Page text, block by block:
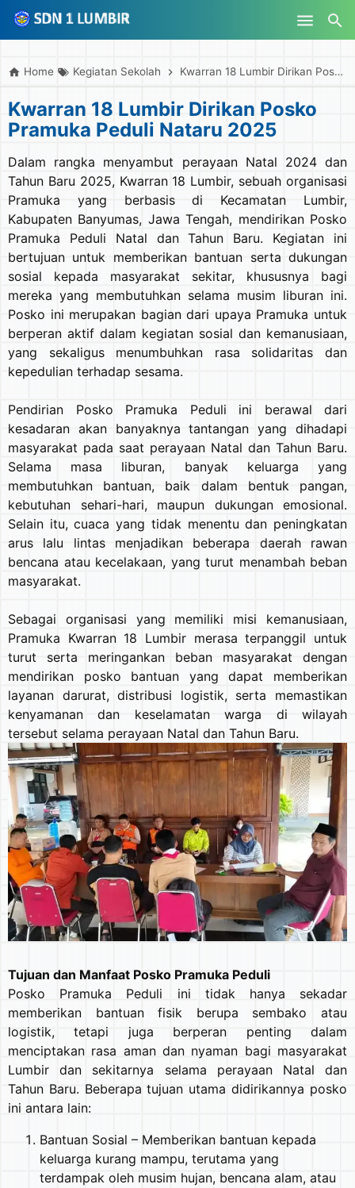
-->
Skip to main content
Home Kegiatan Sekolah Kwarran 18 Lumbir Dirikan Posko Pramuka Peduli Nataru 2025
Kwarran 18 Lumbir Dirikan Posko
Pramuka Peduli Nataru 2025
Dalam rangka menyambut perayaan Natal 2024 dan
Tahun Baru 2025, Kwarran 18 Lumbir, sebuah organisasi
Pramuka yang berbasis di Kecamatan Lumbir,
Kabupaten Banyumas, Jawa Tengah, mendirikan Posko
Pramuka Peduli Natal dan Tahun Baru. Kegiatan ini
bertujuan untuk memberikan bantuan serta dukungan
sosial kepada masyarakat sekitar, khususnya bagi
mereka yang membutuhkan selama musim liburan ini.
Posko ini merupakan bagian dari upaya Pramuka untuk
berperan aktif dalam kegiatan sosial dan kemanusiaan,
yang sekaligus menumbuhkan rasa solidaritas dan
kepedulian terhadap sesama.
Pendirian Posko Pramuka Peduli ini berawal dari
kesadaran akan banyaknya tantangan yang dihadapi
masyarakat pada saat perayaan Natal dan Tahun Baru.
Selama masa liburan, banyak keluarga yang
membutuhkan bantuan, baik dalam bentuk pangan,
kebutuhan sehari-hari, maupun dukungan emosional.
Selain itu, cuaca yang tidak menentu dan peningkatan
arus lalu lintas menjadikan beberapa daerah rawan
bencana atau kecelakaan, yang turut menambah beban
masyarakat.
Sebagai organisasi yang memiliki misi kemanusiaan,
Pramuka Kwarran 18 Lumbir merasa terpanggil untuk
turut serta meringankan beban masyarakat dengan
mendirikan posko bantuan yang dapat memberikan
layanan darurat, distribusi logistik, serta memastikan
kenyamanan dan keselamatan warga di wilayah
tersebut selama perayaan Natal dan Tahun Baru.
Tujuan dan Manfaat Posko Pramuka Peduli
Posko Pramuka Peduli ini tidak hanya sekadar
memberikan bantuan fisik berupa sembako atau
logistik, tetapi juga berperan penting dalam
menciptakan rasa aman dan nyaman bagi masyarakat
Lumbir dan sekitarnya selama perayaan Natal dan
Tahun Baru. Beberapa tujuan utama didirikannya posko
ini antara lain:
Bantuan Sosial – Memberikan bantuan kepada
keluarga kurang mampu, terutama yang
terdampak oleh musim hujan, bencana alam, atau